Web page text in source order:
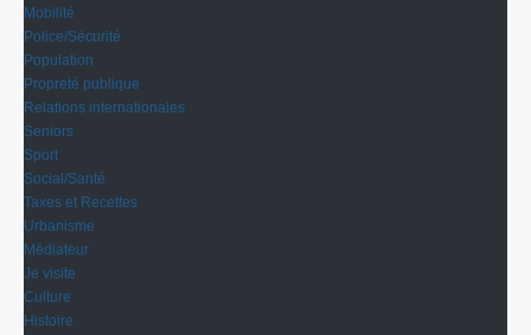
Mobilité
Police/Sécurité
Population
Propreté publique
Relations internationales
Seniors
Sport
Social/Santé
Taxes et Recettes
Urbanisme
Médiateur
Je visite
Culture
Histoire